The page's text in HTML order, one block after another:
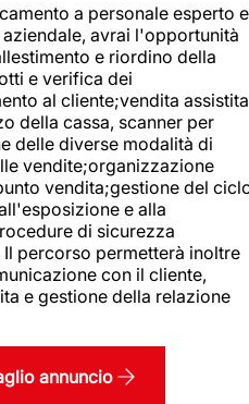
a personale esperto e
avrai l'opportunità
e riordino della
e verifica dei
al cliente;vendita assistita
della cassa, scanner per
delle diverse modalità di
vendite;organizzazione
vendita;gestione del
e alla
di sicurezza
percorso permetterà inoltre
con il cliente,
e gestione della relazione
annuncio